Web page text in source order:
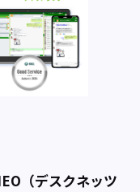
（デスクネッツ